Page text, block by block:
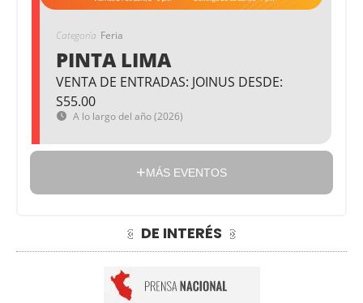
Categoría Feria
PINTA LIMA
VENTA DE ENTRADAS: JOINUS DESDE:
S55.00
A lo largo del año (2026)
MÁS EVENTOS
DE INTERÉS